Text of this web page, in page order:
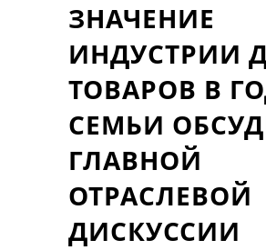
ЗНАЧЕНИЕ
ИНДУСТРИИ
ТОВАРОВ В
СЕМЬИ
ГЛАВНОЙ
ОТРАСЛЕВОЙ
ДИСКУССИИ